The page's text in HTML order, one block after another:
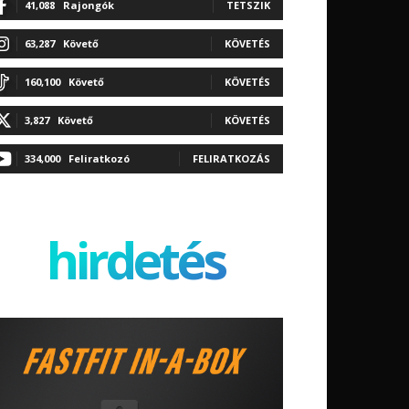
41,088 Rajongók TETSZIK
63,287 Követő KÖVETÉS
160,100 Követő KÖVETÉS
3,827 Követő KÖVETÉS
334,000 Feliratkozó FELIRATKOZÁS
hirdetés